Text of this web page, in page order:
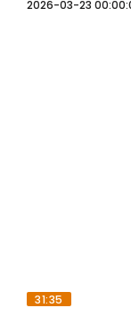
2026-03-23
31:35